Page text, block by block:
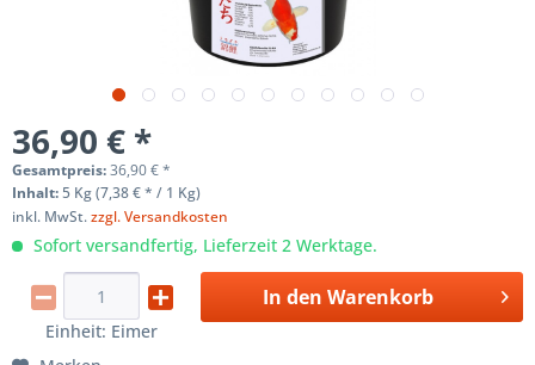
36,90 € *
Gesamtpreis:36,90€*
Inhalt:5 Kg (7,38 € * / 1 Kg)
inkl. MwSt.zzgl. Versandkosten
Sofort versandfertig, Lieferzeit 2 Werktage.
Einheit: Eimer
In den Warenkorb